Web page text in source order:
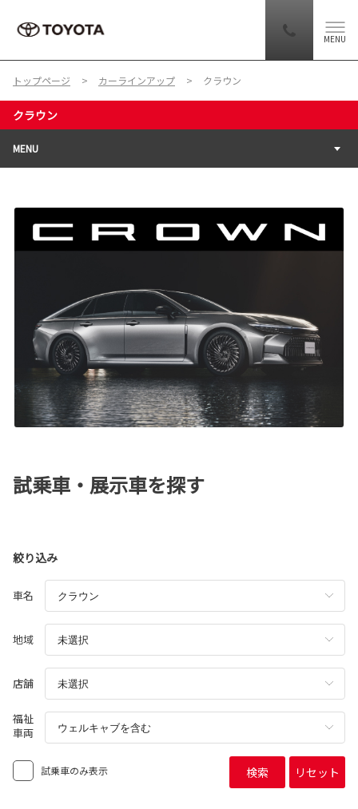
MENU
トップページ カーラインアップ クラウン
クラウン
MENU
試乗車・展示車を探す
絞り込み
車名
地域
店舗
福祉
車両
試乗車のみ表示 検索 リセット